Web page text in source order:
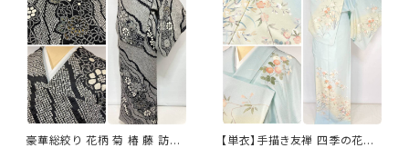
豪華総絞り 花柄 菊 椿 藤 訪問
【単衣】手描き友禅 四季の花々